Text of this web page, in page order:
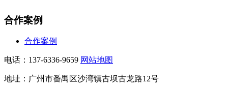
合作案例
合作案例
电话：137-6336-9659 网站地图
地址：广州市番禺区沙湾镇古坝古龙路12号